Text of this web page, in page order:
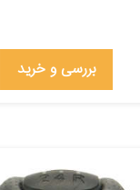
بررسی و خرید